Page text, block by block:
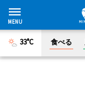
33°C 食べる